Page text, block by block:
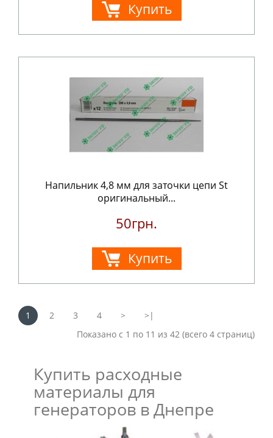
Купить
Напильник 4,8 мм для заточки цепи St
оригинальный...
50грн.
Купить
1 2 3 4 >
>|
Показано с 1 по 11 из 42 (всего 4 страниц)
Купить расходные
материалы для
генераторов в Днепре